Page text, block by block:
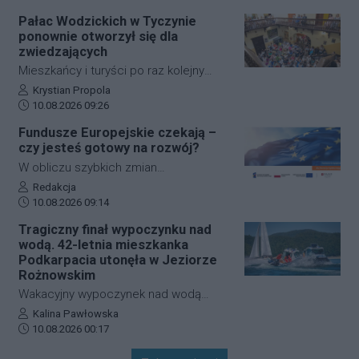
Wyborcze.
zespołem, lokalizacją i marką.
Pałac Wodzickich w Tyczynie
ponownie otworzył się dla
zwiedzających
Mieszkańcy i turyści po raz kolejny
mogli zajrzeć do wnętrz Pałacu
Wodzickich w Tyczynie. W niedzielę, 9
zorganizował wakacyjne zwiedzanie
zabytkowej rezydencji, która od ponad
80 lat związana jest ze sferą lokalnej
oświaty. W programie znalazło się
oprowadzanie po obiekcie, spotkanie
poświęcone akwarelom Napoleona
Ordy oraz prezentacje multimedialne.
Autor artykułu:
Krystian Propola
Data dodania artykułu:
10.08.2026 09:26
Fundusze Europejskie czekają –
czy jesteś gotowy na rozwój?
W obliczu szybkich zmian
technologicznych, zielonej
transformacji i dostępności
systematyczne podnoszenie
kwalifikacji pozwala firmom zwiększać
konkurencyjność oraz sprawniej
reagować na wyzwania.
Przedsiębiorstwa, które chcą
inwestować w rozwój swoich
zespołów, mogą skorzystać z szerokiej
Autor artykułu:
Redakcja
Data dodania artykułu:
10.08.2026 09:14
Tragiczny finał wypoczynku nad
wodą. 42-letnia mieszkanka
Podkarpacia utonęła w Jeziorze
Rożnowskim
Wakacyjny wypoczynek nad wodą
zakończył się niewyobrażalną tragedią.
W niedzielne popołudnie w
miejscowości Tabaszowa z
Autor artykułu:
Kalina Pawłowska
Data dodania artykułu:
10.08.2026 00:17